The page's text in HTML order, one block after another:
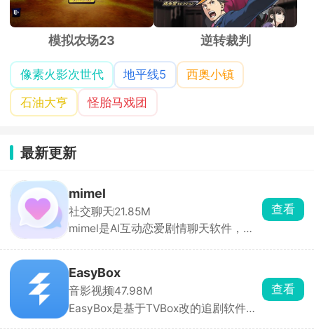
模拟农场23 逆转裁判
像素火影次世代
西奥小镇
石油大亨
怪胎马戏团
最新更新
mimel
mimel是AI互动恋爱剧情聊天软件，角
色库分类齐全，包含忠犬、傲娇、病
娇、校园学长、偶像、异世界角色等，
点开就能一对一私聊。也可以自定义创
EasyBox是基于TVBox改的追剧软件，
能看全网电影、电视剧、动漫，主流平
台独播的都有。可以手动加订阅源，换
线路超方便，高清蓝光随便看，还能投